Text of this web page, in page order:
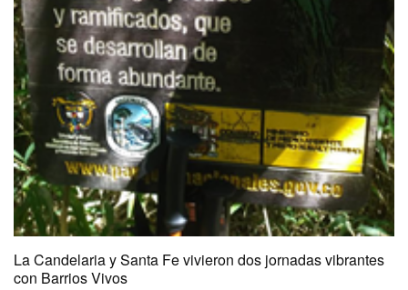
La Candelaria y Santa Fe vivieron dos jornadas vibrantes
con Barrios Vivos